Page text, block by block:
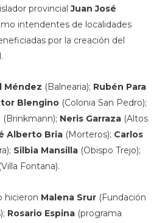
provincialJuan José
intendentes de localidades
por la creación del
Méndez (Balnearia); Rubén Para
Blengino(Colonia San Pedro);
(Brinkmann); Neris Garraza(Altos
Alberto Bria(Morteros); Carlos
Silbia Mansilla(Obispo Trejo);
Fontana).
hicieron Malena Srur(Fundación
Rosario Espina(programa